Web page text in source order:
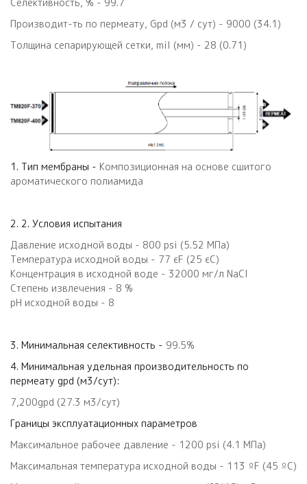
Производит-ть по пермеату, Gpd (м3 / сут) - 9000 (34.1)
Толщина сепарирующей сетки, mil (мм) - 28 (0.71)
1. Тип мембраны - Композиционная на основе сшитого
ароматического полиамида
2. 2. Условия испытания
Давление исходной воды - 800 psi (5.52 МПа)
Температура исходной воды - 77 єF (25 єC)
Концентрация в исходной воде - 32000 мг/л NaCl
Степень извлечения - 8 %
рН исходной воды - 8
3. Минимальная селективность - 99.5%
4. Минимальная удельная производительность по
пермеату gpd (м3/сут):
7,200gpd (27.3 м3/сут)
Границы эксплуатационных параметров
Максимальное рабочее давление - 1200 psi (4.1 MПa)
Максимальная температура исходной воды - 113 ºF (45 ºC)